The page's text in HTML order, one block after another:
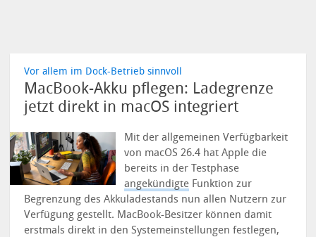
Vor allem im Dock-Betrieb sinnvoll
MacBook-Akku pflegen: Ladegrenze
jetzt direkt in macOS integriert
Mit der allgemeinen Verfügbarkeit
von macOS 26.4 hat Apple die
bereits in der Testphase
angekündigte Funktion zur
Begrenzung des Akkuladestands nun allen Nutzern zur
Verfügung gestellt. MacBook-Besitzer können damit
erstmals direkt in den Systemeinstellungen festlegen,